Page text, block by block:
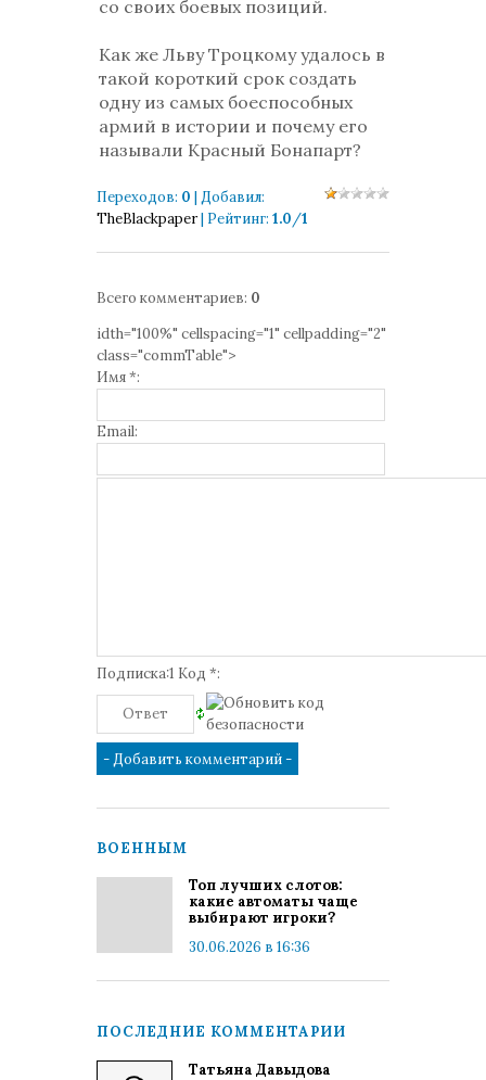
со своих боевых позиций.
Как же Льву Троцкому удалось в
такой короткий срок создать
одну из самых боеспособных
армий в истории и почему его
называли Красный Бонапарт?
Переходов: 0 | Добавил:
TheBlackpaper| Рейтинг: 1.0/1
Всего комментариев: 0
idth="100%" cellspacing="1" cellpadding="2"
class="commTable">
Имя *:
Email:
Подписка:1 Код *:
ВОЕННЫМ
Топ лучших слотов:
какие автоматы чаще
выбирают игроки?
30.06.2026 в 16:36
ПОСЛЕДНИЕ КОММЕНТАРИИ
Татьяна Давыдова